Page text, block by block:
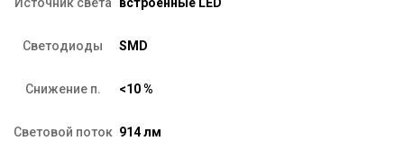
Источник света встроенные LED
Светодиоды SMD
Снижение п. <10 %
Световой поток 914 лм